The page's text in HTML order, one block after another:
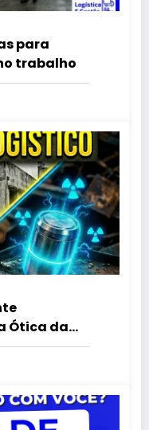
para
trabalho
Ótica da